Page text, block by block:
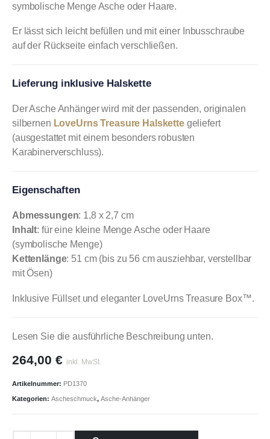
symbolische Menge Asche oder Haare.
Er lässt sich leicht befüllen und mit einer Inbusschraube
auf der Rückseite einfach verschließen.
Lieferung inklusive Halskette
Der Asche Anhänger wird mit der passenden, originalen
silbernen LoveUrns Treasure Halskette geliefert
(ausgestattet mit einem besonders robusten
Karabinerverschluss).
Eigenschaften
Abmessungen: 1,8 x 2,7 cm
Inhalt: für eine kleine Menge Asche oder Haare
(symbolische Menge)
Kettenlänge: 51 cm (bis zu 56 cm ausziehbar, verstellbar
mit Ösen)
Inklusive Füllset und eleganter LoveUrns Treasure Box™.
Lesen Sie die ausführliche Beschreibung unten.
264,00 € inkl. MwSt.
Artikelnummer: PD1370
Kategorien: Ascheschmuck, Asche-Anhänger